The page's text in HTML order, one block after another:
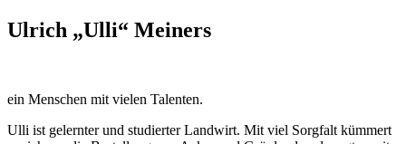
Ulrich „Ulli“ Meiners
ein Menschen mit vielen Talenten.
Ulli ist gelernter und studierter Landwirt. Mit viel Sorgfalt kümmert